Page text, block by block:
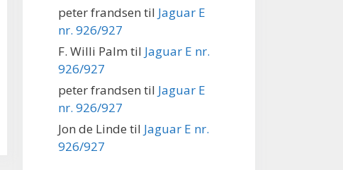
peter frandsen til Jaguar E
nr. 926/927
F. Willi Palm til Jaguar E nr.
926/927
peter frandsen til Jaguar E
nr. 926/927
Jon de Linde til Jaguar E nr.
926/927